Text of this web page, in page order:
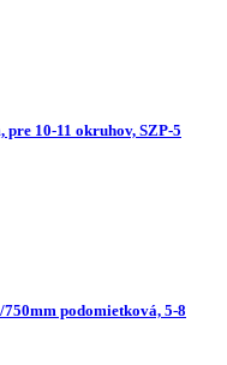
10-11 okruhov, SZP-5
podomietková, 5-8